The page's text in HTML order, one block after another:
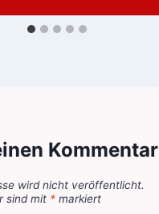
Kommentar
wird nicht veröffentlicht.
sind mit * markiert